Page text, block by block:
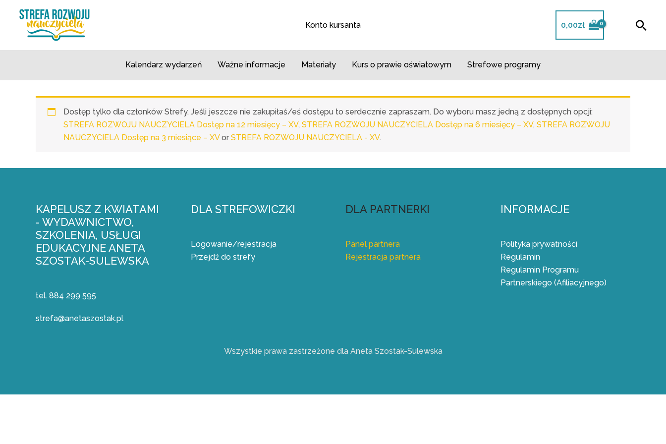
Konto kursanta 0,00zł
Kalendarz wydarzeń Ważne informacje Materiały Kurs o prawie oświatowym​ Strefowe programy
Dostęp tylko dla członków Strefy. Jeśli jeszcze nie zakupiłaś/eś dostępu to serdecznie zapraszam. Do wyboru masz jedną z dostępnych opcji:
STREFA ROZWOJU NAUCZYCIELA Dostęp na 12 miesięcy – XV, STREFA ROZWOJU NAUCZYCIELA Dostęp na 6 miesięcy – XV, STREFA ROZWOJU
NAUCZYCIELA Dostęp na 3 miesiące – XVor STREFA ROZWOJU NAUCZYCIELA - XV.
KAPELUSZ Z KWIATAMI
- WYDAWNICTWO,
SZKOLENIA, USŁUGI
EDUKACYJNE ANETA
SZOSTAK-SULEWSKA
tel. 884 299 595
strefa@anetaszostak.pl
DLA STREFOWICZKI
Logowanie/rejestracja
Przejdź do strefy
DLA PARTNERKI
Panel partnera
Rejestracja partnera
INFORMACJE
Polityka prywatności
Regulamin
Regulamin Programu
Partnerskiego (Afiliacyjnego)
Wszystkie prawa zastrzeżone dla Aneta Szostak-Sulewska